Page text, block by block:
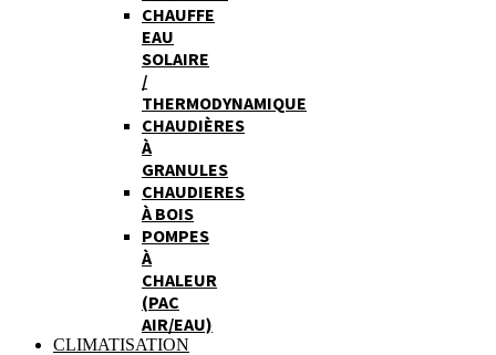
CHAUFFE
EAU
SOLAIRE
/
THERMODYNAMIQUE
CHAUDIÈRES
À
GRANULES
CHAUDIERES
À BOIS
POMPES
À
CHALEUR
(PAC
AIR/EAU)
CLIMATISATION